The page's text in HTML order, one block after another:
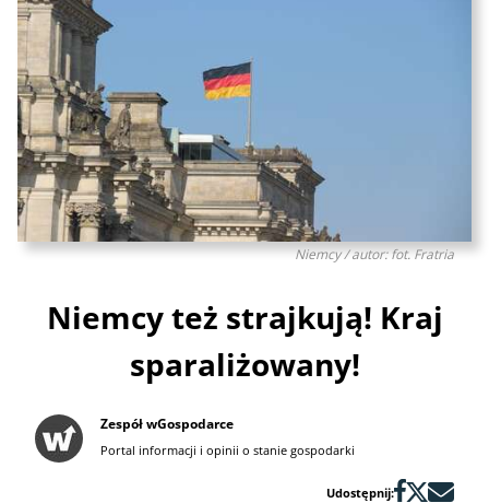
Niemcy / autor: fot. Fratria
Niemcy też strajkują! Kraj
sparaliżowany!
Zespół wGospodarce
Portal informacji i opinii o stanie gospodarki
Udostępnij: